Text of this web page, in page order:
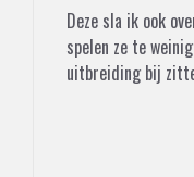
Deze sla ik ook
spelen ze te
uitbreiding bij